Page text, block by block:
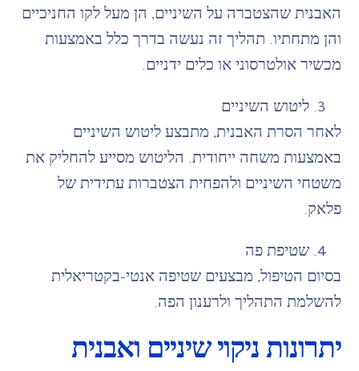
האבנית שהצטברה על השיניים, הן מעל לקו החניכיים
והן מתחתיו. תהליך זה נעשה בדרך כלל באמצעות
מכשיר אולטרסוני או כלים ידניים.
ליטוש השיניים
לאחר הסרת האבנית, מתבצע ליטוש השיניים
באמצעות משחה ייחודית. הליטוש מסייע להחליק את
משטחי השיניים ולהפחית הצטברות עתידית של
פלאק.
שטיפת פה
בסיום הטיפול, מבצעים שטיפה אנטי-בקטריאלית
להשלמת התהליך ולרענון הפה.
יתרונות ניקוי שיניים ואבנית